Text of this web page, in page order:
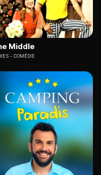
Middle
COMÉDIE